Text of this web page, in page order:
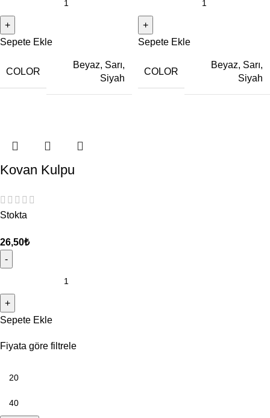
Fiyata göre filtrele
Sepete Ekle
COLOR
Beyaz, Sarı,
Siyah
Sepete Ekle
COLOR
Beyaz, Sarı,
Siyah
Kovan Kulpu
Stokta
26,50₺
Sepete Ekle